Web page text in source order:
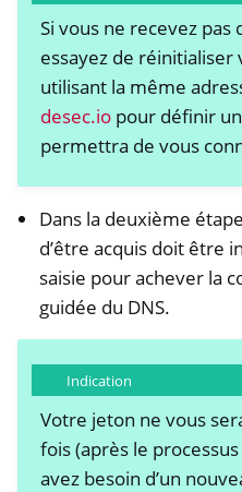
Si vous ne recevez pas
essayez de
utilisant la même
desec.iopour définir
permettra de vous
Dans la deuxième
d’être acquis doit être
saisie pour achever la
guidée du DNS.
Indication
Votre jeton ne vous
fois (après le
avez besoin d’un